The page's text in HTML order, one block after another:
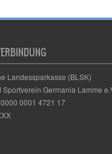
Sportverein Germania Lamme e.V.
0001 4721 17